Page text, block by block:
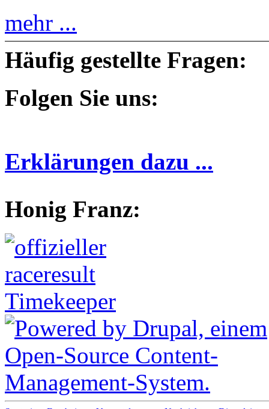
mehr ...
Häufig gestellte Fragen:
Folgen Sie uns:
Erklärungen dazu ...
Honig Franz: